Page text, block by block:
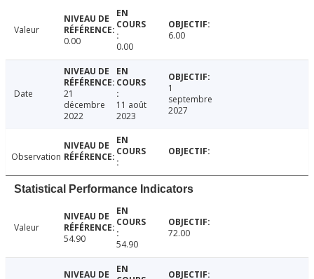
Valeur
0.00
0.00
6.00
Date
21
décembre
2022
11 août
2023
1
septembre
2027
Observation
Statistical Performance Indicators
Valeur
54.90
54.90
72.00